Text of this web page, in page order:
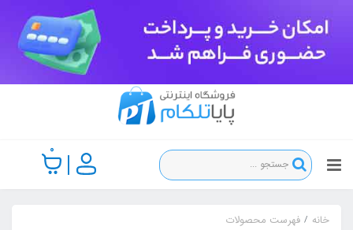
0
خانه فهرست محصولات